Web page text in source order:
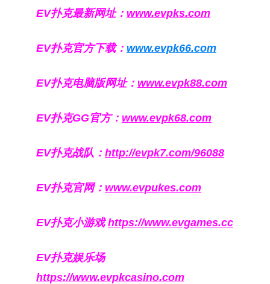
EV扑克最新网址： www.evpks.com
EV扑克官方下载： www.evpk66.com
EV扑克电脑版网址： www.evpk88.com
EV扑克GG官方： www.evpk68.com
EV扑克战队： http://evpk7.com/96088
EV扑克官网： www.evpukes.com
EV扑克小游戏https://www.evgames.cc
EV扑克娱乐场
https://www.evpkcasino.com